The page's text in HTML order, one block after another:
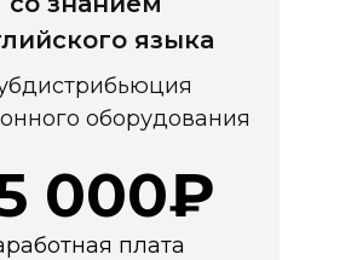
языка
оборудования
000₽
плата